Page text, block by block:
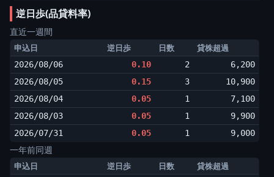
逆日歩(品貸料率)
直近一週間
申込日 逆日歩 日数 貸株超過
2026/08/06 0.10 2
6,200
2026/08/05
0.15 3
10,900
2026/08/04
0.05 1
7,100
2026/08/03
0.05 1
9,900
2026/07/31
0.05 1 9,000
一年前同週
申込日 逆日歩 日数 貸株超過